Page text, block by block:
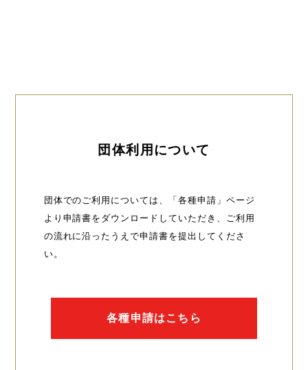
団体利用について
団体でのご利用については、「各種申請」ページ
より申請書をダウンロードしていただき、ご利用
の流れに沿ったうえで申請書を提出してくださ
い。
各種申請はこちら